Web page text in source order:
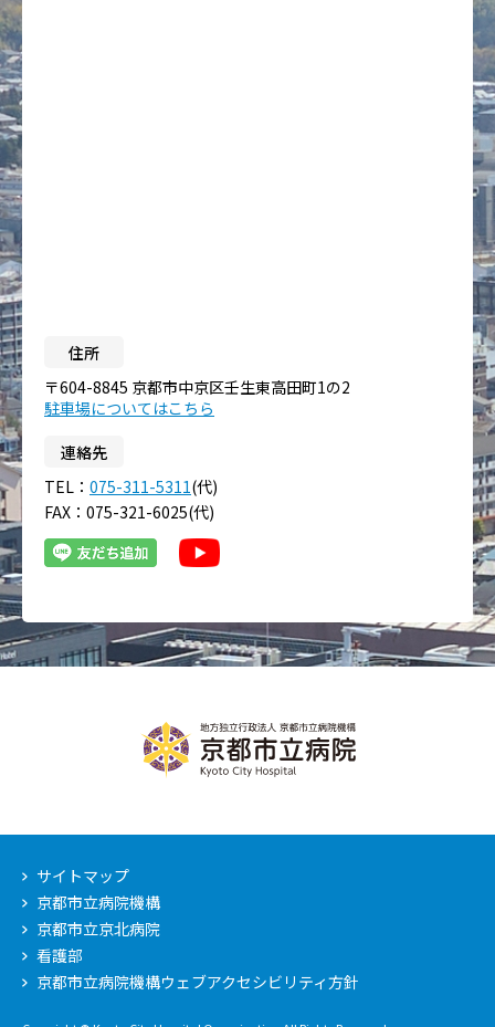
住所
〒604-8845 京都市中京区壬生東高田町1の2
駐車場についてはこちら
連絡先
TEL： 075-311-5311(代)
FAX：075-321-6025(代)
サイトマップ
京都市立病院機構
京都市立京北病院
看護部
京都市立病院機構ウェブアクセシビリティ方針